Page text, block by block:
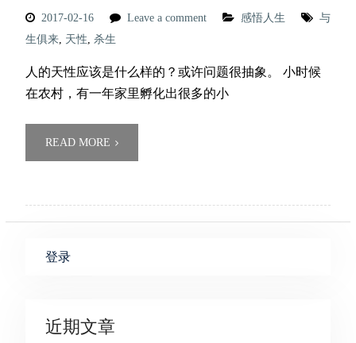
2017-02-16 Leave a comment 感悟人生
与
生俱来, 天性, 杀生
人的天性应该是什么样的？或许问题很抽象。 小时候
在农村，有一年家里孵化出很多的小
READ MORE
登录
近期文章